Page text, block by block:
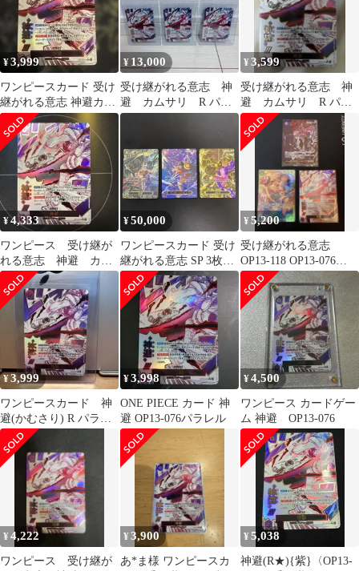
¥3,999
ワンピースカード 受け
継がれる意志 神避カム
サリ R パラレル
¥ 13,000
受け継がれる意志 神
避 カムサリ R パラ
レル OP13-076 3枚セ
¥3,599
受け継がれる意志 神
避 カムサリ R パラ
レル OP13-076 ワンピ
ース
¥4,333
ワンピース 受け継が
れる意志 神避 カム
サリ R パラレル
OP13-076
¥50,000
ワンピースカード 受け
継がれる意志 SP 3枚セ
ット
¥5,200
受け継がれる意志
OP13-118 OP13-076
OP13-080
¥3,999
ワンピースカード 神
避(かむさり) R パラレ
ル OP10-019
¥3,998
ONE PIECE カード 神
避 OP13-076パラレル
¥4,500
ワンピース カードゲー
ム 神避 OP13-076
¥4,222
ワンピース 受け継が
¥3,900
あ*ま様 ワンピースカ
¥5,038
神避(R★){紫}〈OP13-